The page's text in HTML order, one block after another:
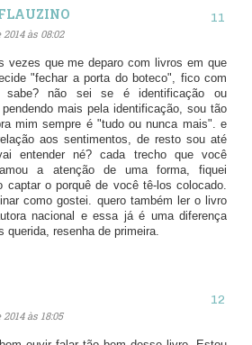
às 08:02
vezes que me deparo com livros em que
"fechar a porta do boteco", fico com
sabe? não sei se é identificação ou
mais pela identificação, sou tão
mim sempre é "tudo ou nunca mais". e
aos sentimentos, de resto sou até
entender né? cada trecho que você
a atenção de uma forma, fiquei
captar o porquê de você tê-los colocado.
como gostei. quero também ler o livro
nacional e essa já é uma diferença
querida, resenha de primeira.
às 18:05